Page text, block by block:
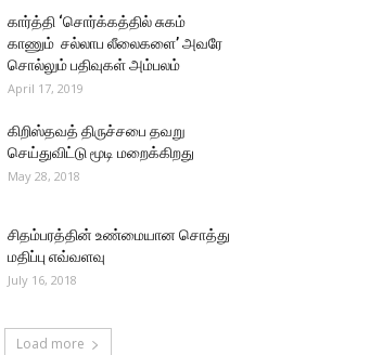
கார்த்தி ‘சொர்க்கத்தில் சுகம்
காணும் சல்லாப லீலைகளை’ அவரே
சொல்லும் பதிவுகள் அம்பலம்
April 17, 2019
கிறிஸ்தவத் திருச்சபை தவறு
செய்துவிட்டு மூடி மறைக்கிறது
May 28, 2018
சிதம்பரத்தின் உண்மையான சொத்து
மதிப்பு எவ்வளவு
July 16, 2018
Load more